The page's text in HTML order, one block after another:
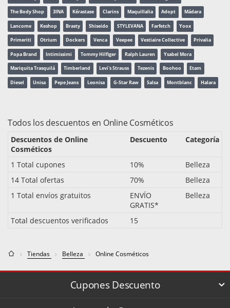
The Body Shop 3INA Kérastase Clarins Maquillalia Adopt Mádara
Lancome Keshop Brasty Shiseido STYLEVANA Farfetch Yoox
Primeriti Otrium Dockers Venca Veepee Vestiaire Collective Privalia
Popa Brand Intimissimi Tommy Hilfiger Ralph Lauren Ysabel Mora
Mariquita Trasquilá Timberland Levi's Strauss Tezenis Boohoo Etam
Diesel Unisa Pepe Jeans Leonisa G-Star Raw Salsa Montblanc Halara
Todos los descuentos en Online Cosméticos
Descuentos de Online
Cosméticos
Descuento Categoría
1 Total cupones 10%
Belleza
14 Total ofertas
70%
Belleza
1 Total envíos gratuitos
ENVÍO
GRATIS*
Belleza
Total descuentos verificados 15
Tiendas Belleza Online Cosméticos
Cupones Descuento